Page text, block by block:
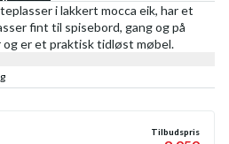
i lakkert mocca eik, har et
fint til spisebord, gang og på
og er et praktisk tidløst møbel.
Tilbudspris